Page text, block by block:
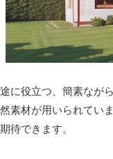
に役立つ、簡素なが
素材が用いられてい
待できます。